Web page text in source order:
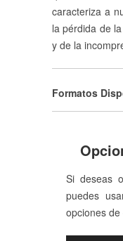
caracteriza a
la pérdida de
y de la
Formatos
Si deseas
puedes
opciones